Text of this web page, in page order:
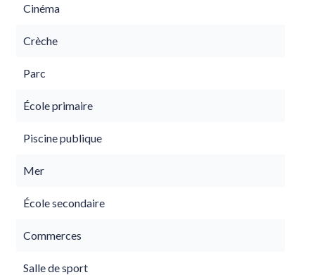
Cinéma
Crèche
Parc
École primaire
Piscine publique
Mer
École secondaire
Commerces
Salle de sport